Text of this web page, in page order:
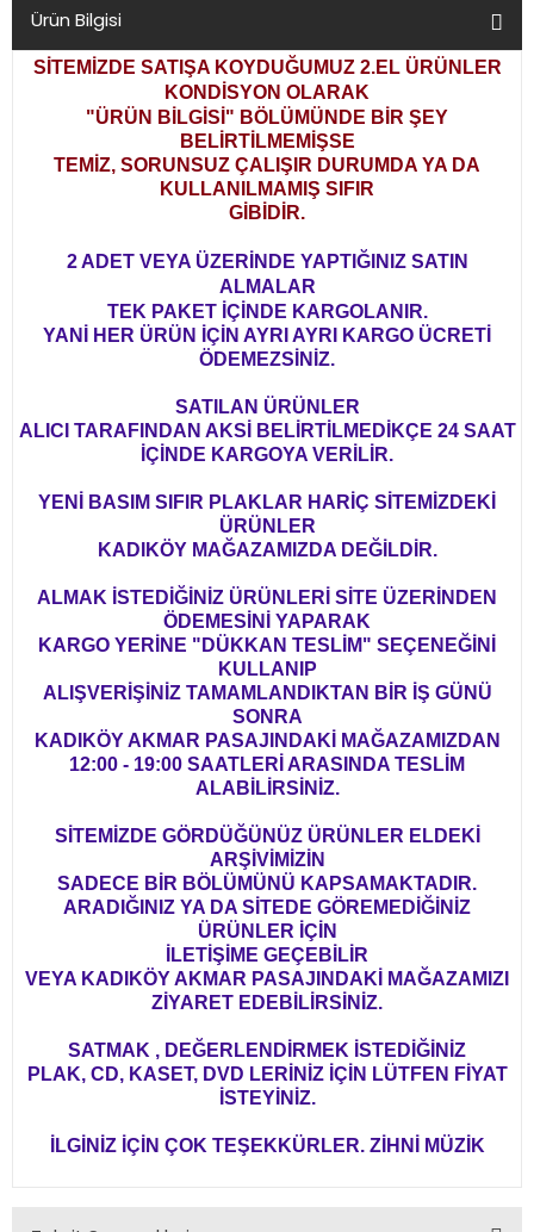
Ürün Bilgisi
SİTEMİZDE SATIŞA KOYDUĞUMUZ 2.EL ÜRÜNLER
KONDİSYON OLARAK
"ÜRÜN BİLGİSİ" BÖLÜMÜNDE BİR ŞEY
BELİRTİLMEMİŞSE
TEMİZ, SORUNSUZ ÇALIŞIR DURUMDA YA DA
KULLANILMAMIŞ SIFIR
GİBİDİR.
2 ADET VEYA ÜZERİNDE YAPTIĞINIZ SATIN
ALMALAR
TEK PAKET İÇİNDE KARGOLANIR.
YANİ HER ÜRÜN İÇİN AYRI AYRI KARGO ÜCRETİ
ÖDEMEZSİNİZ.
SATILAN ÜRÜNLER
ALICI TARAFINDAN AKSİ BELİRTİLMEDİKÇE 24 SAAT
İÇİNDE KARGOYA VERİLİR.
YENİ BASIM SIFIR PLAKLAR HARİÇ SİTEMİZDEKİ
ÜRÜNLER
KADIKÖY MAĞAZAMIZDA DEĞİLDİR.
ALMAK İSTEDİĞİNİZ ÜRÜNLERİ SİTE ÜZERİNDEN
ÖDEMESİNİ YAPARAK
KARGO YERİNE "DÜKKAN TESLİM" SEÇENEĞİNİ
KULLANIP
ALIŞVERİŞİNİZ TAMAMLANDIKTAN BİR İŞ GÜNÜ
SONRA
KADIKÖY AKMAR PASAJINDAKİ MAĞAZAMIZDAN
12:00 - 19:00 SAATLERİ ARASINDA TESLİM
ALABİLİRSİNİZ.
SİTEMİZDE GÖRDÜĞÜNÜZ ÜRÜNLER ELDEKİ
ARŞİVİMİZİN
SADECE BİR BÖLÜMÜNÜ KAPSAMAKTADIR.
ARADIĞINIZ YA DA SİTEDE GÖREMEDİĞİNİZ
ÜRÜNLER İÇİN
İLETİŞİME GEÇEBİLİR
VEYA KADIKÖY AKMAR PASAJINDAKİ MAĞAZAMIZI
ZİYARET EDEBİLİRSİNİZ.
SATMAK , DEĞERLENDİRMEK İSTEDİĞİNİZ
PLAK, CD, KASET, DVD LERİNİZ İÇİN LÜTFEN FİYAT
İSTEYİNİZ.
İLGİNİZ İÇİN ÇOK TEŞEKKÜRLER. ZİHNİ MÜZİK